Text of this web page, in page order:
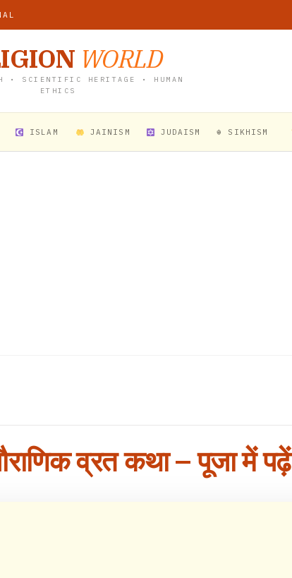
WORLD
• SCIENTIFIC HERITAGE • HUMAN
ETHICS
ISLAM JAINISM JUDAISM ☬ SIKHISM
व्रत कथा – पूजा में पढ़ें